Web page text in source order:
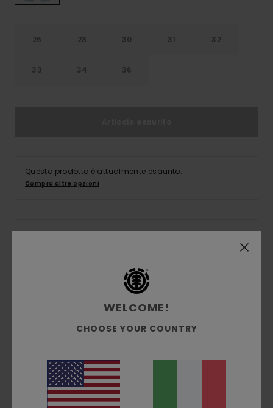
26 28 30 31 32
33 34 36
Questo prodotto è attualmente esaurito.
Compra altre opzioni
Jeans Vestibilità Relaxed Blu Uomo
Codice colore
Caratteristiche
Vestibilità:vestibilità rilassata e affusolata
vita:patta con zip
WELCOME!
CHOOSE YOUR COUNTRY